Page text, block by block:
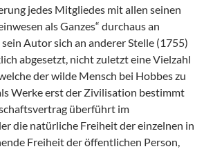
jedes Mitgliedes mit allen seinen
als Ganzes“ durchaus an
Autor sich an anderer Stelle (1755)
abgesetzt, nicht zuletzt eine Vielzahl
der wilde Mensch bei Hobbes zu
Werke erst der Zivilisation bestimmt
überführt im
die natürliche Freiheit der einzelnen in
Freiheit der öffentlichen Person,